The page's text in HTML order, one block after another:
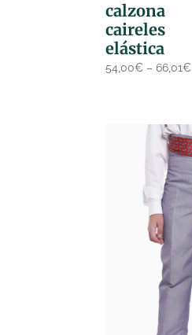
calzona
caireles
elástica
54,00€ –66,01€